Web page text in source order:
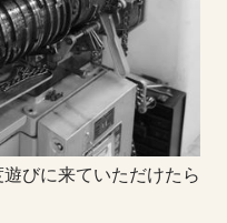
びに来ていただけたら